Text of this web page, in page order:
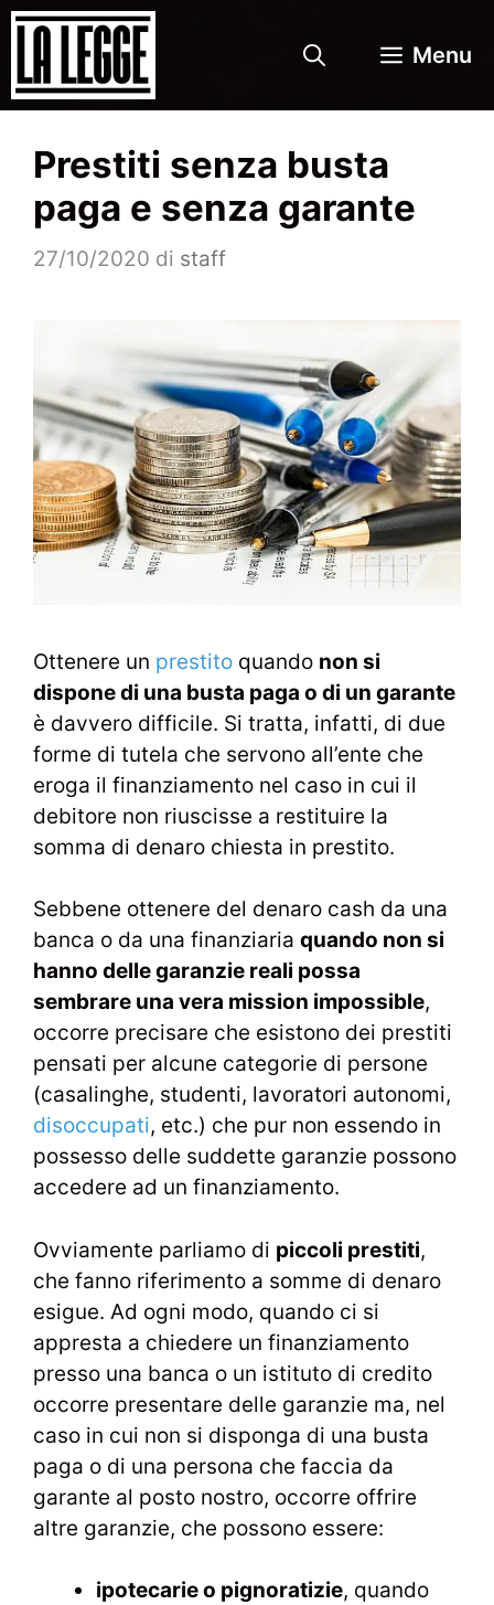
Vai
contenuto
Menu
Prestiti senza busta
paga e senza garante
27/10/2020 di staff
Ottenere un prestito quando non si
dispone di una busta paga o di un garante
è davvero difficile. Si tratta, infatti, di due
forme di tutela che servono all’ente che
eroga il finanziamento nel caso in cui il
debitore non riuscisse a restituire la
somma di denaro chiesta in prestito.
Sebbene ottenere del denaro cash da una
banca o da una finanziaria quando non si
hanno delle garanzie reali possa
sembrare una vera mission impossible,
occorre precisare che esistono dei prestiti
pensati per alcune categorie di persone
(casalinghe, studenti, lavoratori autonomi,
disoccupati, etc.) che pur non essendo in
possesso delle suddette garanzie possono
accedere ad un finanziamento.
Ovviamente parliamo di piccoli prestiti,
che fanno riferimento a somme di denaro
esigue. Ad ogni modo, quando ci si
appresta a chiedere un finanziamento
presso una banca o un istituto di credito
occorre presentare delle garanzie ma, nel
caso in cui non si disponga di una busta
paga o di una persona che faccia da
garante al posto nostro, occorre offrire
altre garanzie, che possono essere:
ipotecarie o pignoratizie, quando